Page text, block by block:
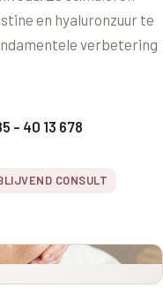
en hyaluronzuur te
verbetering
- 40 13 678
CONSULT